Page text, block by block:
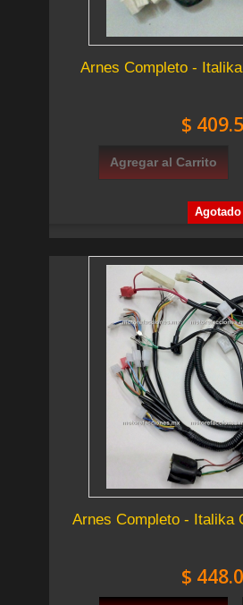
Arnes Completo -
$
Agregar al Carrito
Agotado
Arnes Completo - Italika
$